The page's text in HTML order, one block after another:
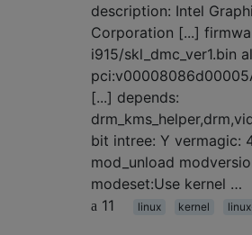
description: Intel
Corporation [...]
i915/skl_dmc_ver1.bin
[...] depends:
bit intree: Y vermagic:
mod_unload
modeset:Use kernel …
11
linux kernel